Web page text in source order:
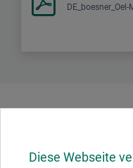
Diese Webseite